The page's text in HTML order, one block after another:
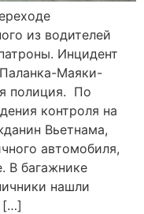
из водителей
Инцидент
Маяки-
полиция. По
контроля на
Вьетнама,
автомобиля,
В багажнике
нашли
[…]